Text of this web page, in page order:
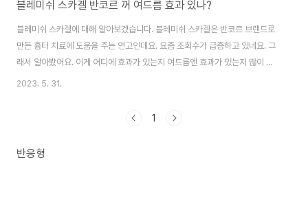
블레미쉬 스카겔 반코르 꺼 여드름 효과 있나?
블레미쉬 스카겔에 대해 알아보겠습니다. 블레미쉬 스카겔은 반코르 브랜드로
만든 흉터 치료에 도움을 주는 연고인데요. 요즘 조회수가 급증하고 있네요. 그
래서 알아봤어요. 이게 어디에 효과가 있는지 여드름엔 효과가 있는지 많이 궁
금하실텐데요. 지금 알아볼게요. 블레미쉬 스카겔이란? 블레미쉬 스카겔은 반
데요. 공식명칭은 반코르 닥터 블레미쉬 스카겔입니다. 이 제품은 특이한게 의
해 수분을 공급해서 치료하는 것 의료기기: 물리적 압박이 필요한 실리콘제제
2023. 5. 31.
1
반응형